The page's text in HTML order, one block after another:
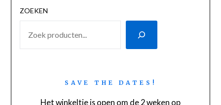
ZOEKEN
SAVE THE DATES!
Het winkeltje is open om de 2 weken op